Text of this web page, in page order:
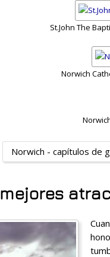
St.John The
Norwich
Norwich - capítulos de